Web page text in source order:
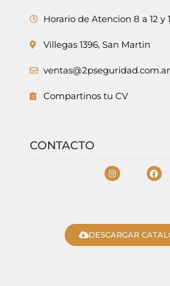
Horario de Atencion 8 a 12 y
Villegas 1396, San Martin
ventas@2pseguridad.com.ar
Compartinos tu CV
CONTACTO
DESCARGAR